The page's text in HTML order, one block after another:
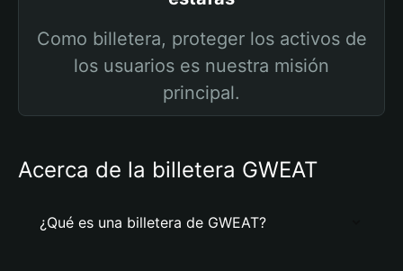
Como billetera, proteger los activos de
los usuarios es nuestra misión
principal.
Acerca de la billetera GWEAT
¿Qué es una billetera de GWEAT?